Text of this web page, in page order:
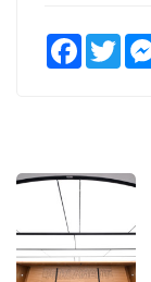
Facebook